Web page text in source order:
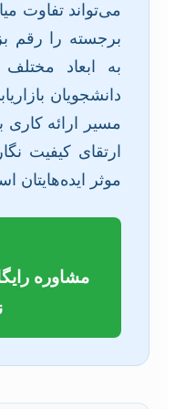
می‌تواند تفاوت
برجسته را رقم
به ابعاد مختلف
دانشجویان
مسیر ارائه
ارتقای کیفیت
موثر ایده‌هایتان
مشاوره